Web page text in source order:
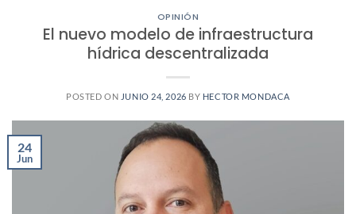
OPINIÓN
El nuevo modelo de infraestructura
hídrica descentralizada
POSTED ON JUNIO 24, 2026 BY HECTOR MONDACA
24
Jun